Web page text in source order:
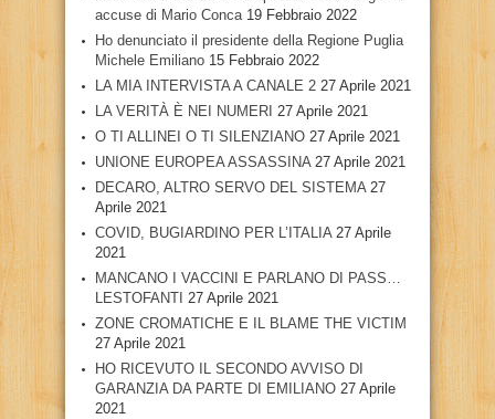
accuse di Mario Conca 19 Febbraio 2022
Ho denunciato il presidente della Regione Puglia
Michele Emiliano 15 Febbraio 2022
LA MIA INTERVISTA A CANALE 2 27 Aprile 2021
LA VERITÀ È NEI NUMERI 27 Aprile 2021
O TI ALLINEI O TI SILENZIANO 27 Aprile 2021
UNIONE EUROPEA ASSASSINA 27 Aprile 2021
DECARO, ALTRO SERVO DEL SISTEMA 27
Aprile 2021
COVID, BUGIARDINO PER L’ITALIA 27 Aprile
2021
MANCANO I VACCINI E PARLANO DI PASS…
LESTOFANTI 27 Aprile 2021
ZONE CROMATICHE E IL BLAME THE VICTIM
27 Aprile 2021
HO RICEVUTO IL SECONDO AVVISO DI
GARANZIA DA PARTE DI EMILIANO 27 Aprile
2021